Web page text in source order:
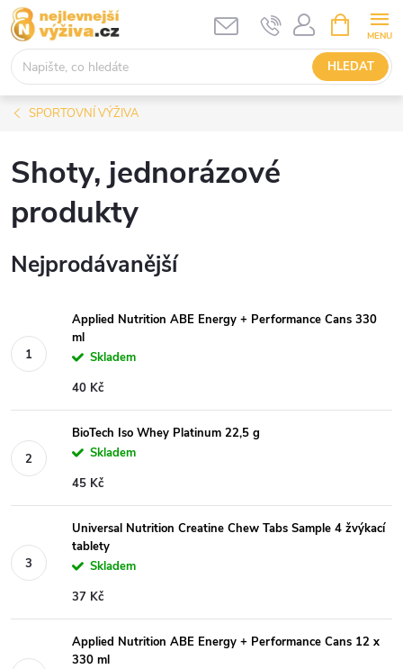
Přejít
na
obsah
HLEDAT
NÁKUPNÍ
KOŠÍK
SPORTOVNÍ VÝŽIVA
Shoty, jednorázové
produkty
Nejprodávanější
Applied Nutrition ABE Energy + Performance Cans 330
ml
Skladem
40 Kč
BioTech Iso Whey Platinum 22,5 g
Skladem
45 Kč
Universal Nutrition Creatine Chew Tabs Sample 4 žvýkací
tablety
Skladem
37 Kč
Applied Nutrition ABE Energy + Performance Cans 12 x
330 ml